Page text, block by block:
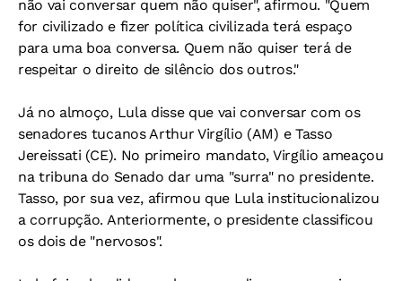
não vai conversar quem não quiser", afirmou. "Quem
for civilizado e fizer política civilizada terá espaço
para uma boa conversa. Quem não quiser terá de
respeitar o direito de silêncio dos outros."
Já no almoço, Lula disse que vai conversar com os
senadores tucanos Arthur Virgílio (AM) e Tasso
Jereissati (CE). No primeiro mandato, Virgílio ameaçou
na tribuna do Senado dar uma "surra" no presidente.
Tasso, por sua vez, afirmou que Lula institucionalizou
a corrupção. Anteriormente, o presidente classificou
os dois de "nervosos".